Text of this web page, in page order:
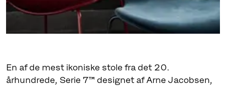
En af de mest ikoniske stole fra det 20.
århundrede, Serie 7™ designet af Arne Jacobsen,